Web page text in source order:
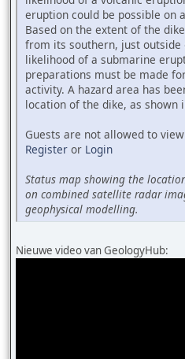
eruption could be possible on
Based on the extent of the
from its southern, just
likelihood of a submarine
preparations must be made
activity. A hazard area has
location of the dike, as shown
Guests are not allowed to
Register or Login
Status map showing the
on combined satellite radar
geophysical modelling.
Nieuwe video van GeologyHub: